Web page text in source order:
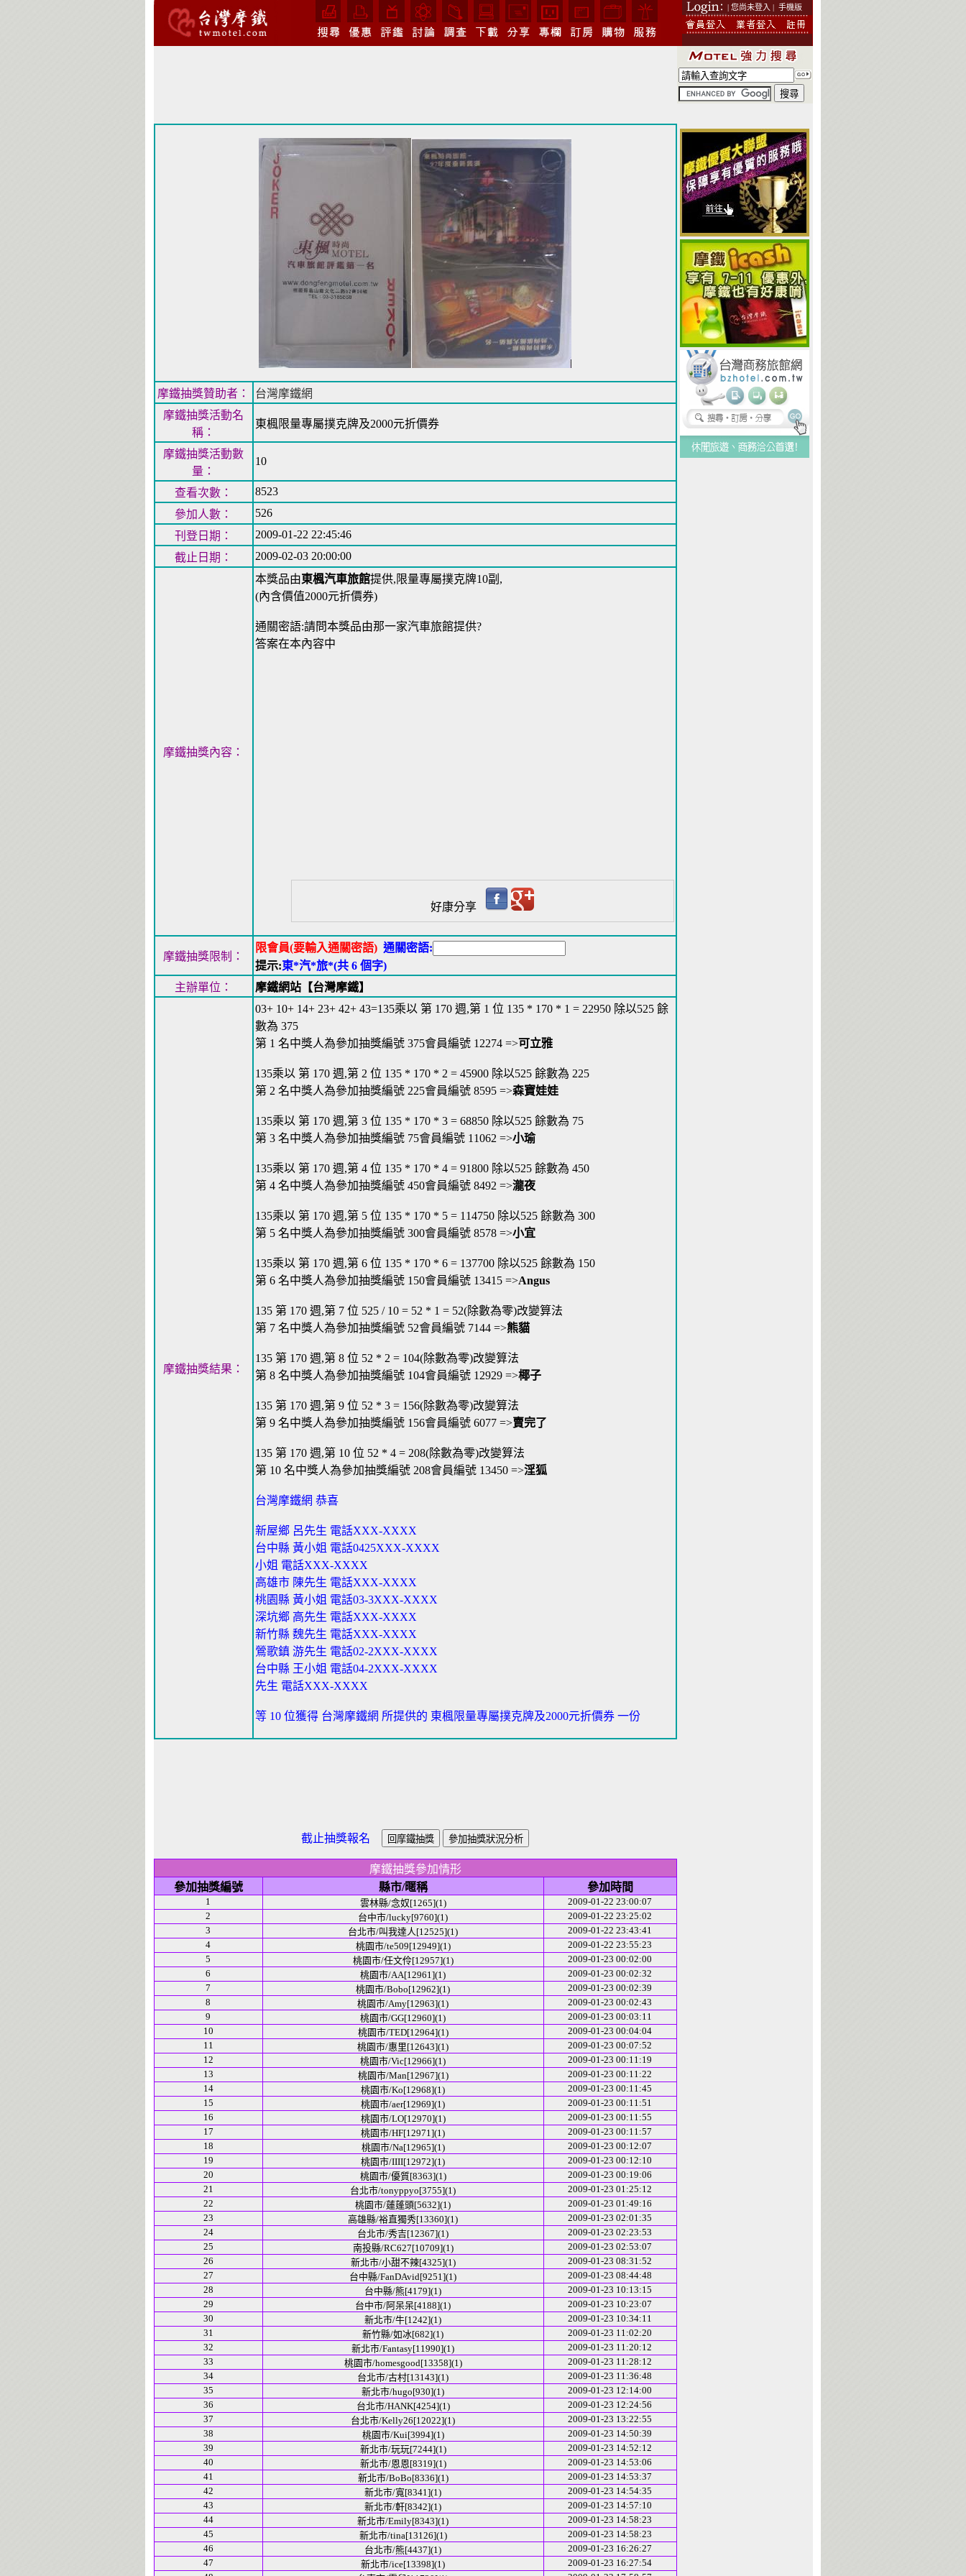
| 您尚未登入 | 手機版
摩鐵抽獎贊助者：
台灣摩鐵網
摩鐵抽獎活動名
稱：
東楓限量專屬撲克牌及2000元折價券
摩鐵抽獎活動數
量：
10
查看次數：
8523
參加人數：
526
刊登日期：
2009-01-22 22:45:46
截止日期：
2009-02-03 20:00:00
摩鐵抽獎內容：
本獎品由東楓汽車旅館提供,限量專屬撲克牌10副,
(內含價值2000元折價券)
通關密語:請問本獎品由那一家汽車旅館提供?
答案在本內容中
好康分享
摩鐵抽獎限制：
限會員(要輸入通關密語) 通關密語:
提示:東*汽*旅*(共 6 個字)
主辦單位：
摩鐵網站【台灣摩鐵】
摩鐵抽獎結果：
03+ 10+ 14+ 23+ 42+ 43=135乘以 第 170 週,第 1 位 135 * 170 * 1 = 22950 除以525 餘
數為 375
第 1 名中獎人為參加抽獎編號 375會員編號 12274 =>可立雅
135乘以 第 170 週,第 2 位 135 * 170 * 2 = 45900 除以525 餘數為 225
第 2 名中獎人為參加抽獎編號 225會員編號 8595 =>森寶娃娃
135乘以 第 170 週,第 3 位 135 * 170 * 3 = 68850 除以525 餘數為 75
第 3 名中獎人為參加抽獎編號 75會員編號 11062 =>小瑜
135乘以 第 170 週,第 4 位 135 * 170 * 4 = 91800 除以525 餘數為 450
第 4 名中獎人為參加抽獎編號 450會員編號 8492 =>瀧夜
135乘以 第 170 週,第 5 位 135 * 170 * 5 = 114750 除以525 餘數為 300
第 5 名中獎人為參加抽獎編號 300會員編號 8578 =>小宜
135乘以 第 170 週,第 6 位 135 * 170 * 6 = 137700 除以525 餘數為 150
第 6 名中獎人為參加抽獎編號 150會員編號 13415 =>Angus
135 第 170 週,第 7 位 525 / 10 = 52 * 1 = 52(除數為零)改變算法
第 7 名中獎人為參加抽獎編號 52會員編號 7144 =>熊貓
135 第 170 週,第 8 位 52 * 2 = 104(除數為零)改變算法
第 8 名中獎人為參加抽獎編號 104會員編號 12929 =>椰子
135 第 170 週,第 9 位 52 * 3 = 156(除數為零)改變算法
第 9 名中獎人為參加抽獎編號 156會員編號 6077 =>賣完了
135 第 170 週,第 10 位 52 * 4 = 208(除數為零)改變算法
第 10 名中獎人為參加抽獎編號 208會員編號 13450 =>淫狐
台灣摩鐵網 恭喜
新屋鄉 呂先生 電話XXX-XXXX
台中縣 黃小姐 電話0425XXX-XXXX
小姐 電話XXX-XXXX
高雄市 陳先生 電話XXX-XXXX
桃園縣 黃小姐 電話03-3XXX-XXXX
深坑鄉 高先生 電話XXX-XXXX
新竹縣 魏先生 電話XXX-XXXX
鶯歌鎮 游先生 電話02-2XXX-XXXX
台中縣 王小姐 電話04-2XXX-XXXX
先生 電話XXX-XXXX
等 10 位獲得 台灣摩鐵網 所提供的 東楓限量專屬撲克牌及2000元折價券 一份
截止抽獎報名
摩鐵抽獎參加情形
參加抽獎編號
縣市/暱稱 參加時間
1 雲林縣/念奴[1265](1)
2009-01-22 23:00:07
2
台中市/lucky[9760](1)
2009-01-22 23:25:02
3
台北市/叫我達人[12525](1)
2009-01-22 23:43:41
4
桃園市/te509[12949](1)
2009-01-22 23:55:23
5
桃園市/任文伶[12957](1)
2009-01-23 00:02:00
6
桃園市/AA[12961](1)
2009-01-23 00:02:32
7
桃園市/Bobo[12962](1)
2009-01-23 00:02:39
8
桃園市/Amy[12963](1)
2009-01-23 00:02:43
9
桃園市/GG[12960](1)
2009-01-23 00:03:11
10
桃園市/TED[12964](1)
2009-01-23 00:04:04
11
桃園市/惠里[12643](1)
2009-01-23 00:07:52
12
桃園市/Vic[12966](1)
2009-01-23 00:11:19
13
桃園市/Man[12967](1)
2009-01-23 00:11:22
14
桃園市/Ko[12968](1)
2009-01-23 00:11:45
15
桃園市/aer[12969](1)
2009-01-23 00:11:51
16
桃園市/LO[12970](1)
2009-01-23 00:11:55
17
桃園市/HF[12971](1)
2009-01-23 00:11:57
18
桃園市/Na[12965](1)
2009-01-23 00:12:07
19
桃園市/IIII[12972](1)
2009-01-23 00:12:10
20
桃園市/優質[8363](1)
2009-01-23 00:19:06
21
台北市/tonyppyo[3755](1)
2009-01-23 01:25:12
22
桃園市/蓮蓬頭[5632](1)
2009-01-23 01:49:16
23
高雄縣/裕直獨秀[13360](1)
2009-01-23 02:01:35
24
台北市/秀吉[12367](1)
2009-01-23 02:23:53
25
南投縣/RC627[10709](1)
2009-01-23 02:53:07
26
新北市/小甜不辣[4325](1)
2009-01-23 08:31:52
27
台中縣/FanDAvid[9251](1)
2009-01-23 08:44:48
28
台中縣/熊[4179](1)
2009-01-23 10:13:15
29
台中市/阿呆呆[4188](1)
2009-01-23 10:23:07
30
新北市/牛[1242](1)
2009-01-23 10:34:11
31
新竹縣/如冰[682](1)
2009-01-23 11:02:20
32
新北市/Fantasy[11990](1)
2009-01-23 11:20:12
33
桃園市/homesgood[13358](1)
2009-01-23 11:28:12
34
台北市/古村[13143](1)
2009-01-23 11:36:48
35
新北市/hugo[930](1)
2009-01-23 12:14:00
36
台北市/HANK[4254](1)
2009-01-23 12:24:56
37
台北市/Kelly26[12022](1)
2009-01-23 13:22:55
38
桃園市/Kui[3994](1)
2009-01-23 14:50:39
39
新北市/玩玩[7244](1)
2009-01-23 14:52:12
40
新北市/恩恩[8319](1)
2009-01-23 14:53:06
41
新北市/BoBo[8336](1)
2009-01-23 14:53:37
42
新北市/寬[8341](1)
2009-01-23 14:54:35
43
新北市/軒[8342](1)
2009-01-23 14:57:10
44
新北市/Emily[8343](1)
2009-01-23 14:58:23
45
新北市/tina[13126](1)
2009-01-23 14:58:23
46
台北市/熊[4437](1)
2009-01-23 16:26:27
47
新北市/ice[13398](1)
2009-01-23 16:27:54